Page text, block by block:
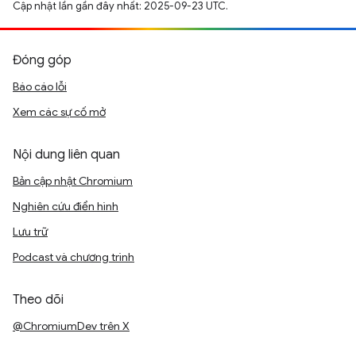
Cập nhật lần gần đây nhất: 2025-09-23 UTC.
Đóng góp
Báo cáo lỗi
Xem các sự cố mở
Nội dung liên quan
Bản cập nhật Chromium
Nghiên cứu điển hình
Lưu trữ
Podcast và chương trình
Theo dõi
@ChromiumDev trên X